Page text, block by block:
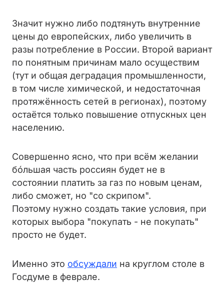
Значит нужно либо подтянуть внутренние
цены до европейских, либо увеличить в
разы потребление в России. Второй вариант
по понятным причинам мало осуществим
(тут и общая деградация промышленности,
в том числе химической, и недостаточная
протяжённость сетей в регионах), поэтому
остаётся только повышение отпускных цен
населению.
Совершенно ясно, что при всём желании
бóльшая часть россиян будет не в
состоянии платить за газ по новым ценам,
либо сможет, но "со скрипом".
Поэтому нужно создать такие условия, при
которых выбора "покупать - не покупать"
просто не будет.
Именно это обсуждали на круглом столе в
Госдуме в феврале.